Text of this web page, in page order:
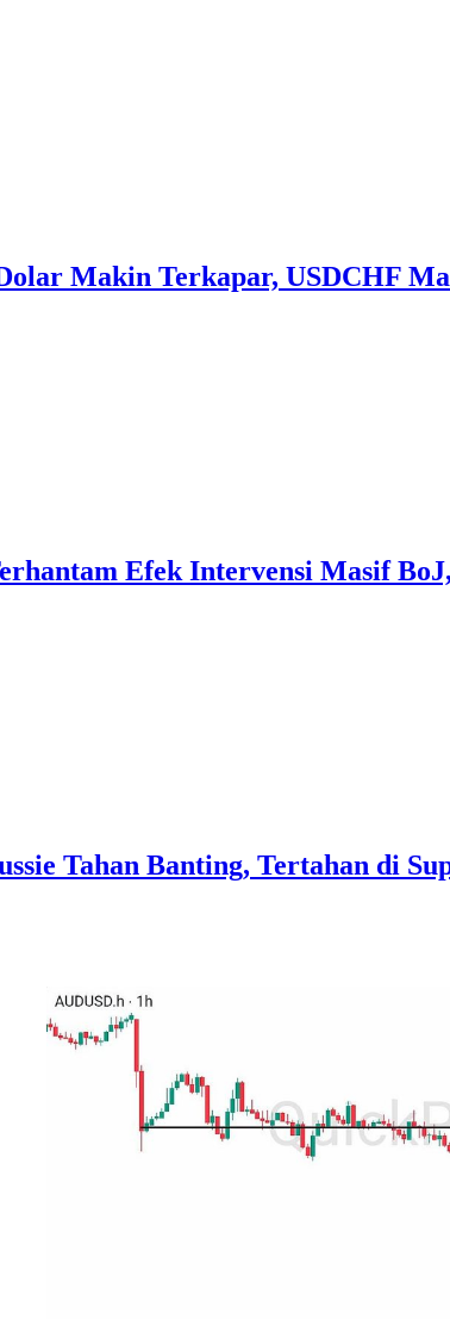
Makin Terkapar, USDCHF
Efek Intervensi Masif
Tahan Banting, Tertahan di